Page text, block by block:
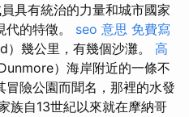
具有統治的力量和城市國家
的特徵。 seo 意思 免費寫
幾公里，有幾個沙灘。 高
）海岸附近的一條不
險公園而聞名，那裡的水發
族自13世紀以來就在摩納哥